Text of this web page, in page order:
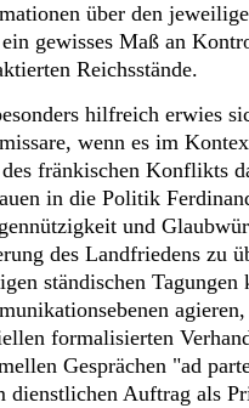
über den
gewisses Maß an
Reichsstände.
hilfreich erwies
wenn es im
fränkischen Konflikts
in die Politik
und
des Landfriedens zu
ständischen
formalisierten
Gesprächen "ad
dienstlichen Auftrag als